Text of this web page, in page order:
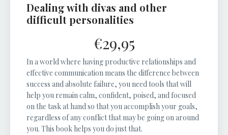
Dealing with divas and other
difficult personalities
€29,95
In a world where having productive relationships and
effective communication means the difference between
success and absolute failure, you need tools that will
help you remain calm, confident, poised, and focused
on the task at hand so that you accomplish your goals,
regardless of any conflict that may be going on around
you. This book helps you do just that.